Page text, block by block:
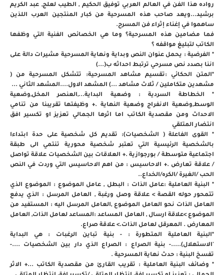
رواده هذا الفن في العالم العربي توفيق الحكيم , الطيب لعلج, عبد الكريم
برشيد...ويعد صاحب هذه المسرحية من كبار المنتجين العرب اللذين
ساهموا في إغناء إثراء فن المسرح.
فما مضامين هذه المسرحية؟ وما هي الخصائص الفنية التي وظفها
الكاتب لتبليغ مواقفه ؟
* الفرضية : يحمل عنوان النص وبداية ونهاية المسرحية مشيرات دالة على
اننا بصدد نص مسرحي ترتبط احداثه ب(...)
*المتن الحكائي :تقسيم مشاهد المسرحية: تتشكل المسرحية من (
مشهدين متكاملين / ثلاث مشاهد ...) المشهد الاول....المشهد الثاني ...
* الخطاطة السردية : وضعية البداية...,العنصر المخل,وضعية
الوسط,وضعية الانفراج وضعية النهاية .+ وظيفتها تقريبنا من تنامي
الاحداث ومن مقصدية الكاتب اما اثرها الجمالي تعزيز او تكسير افق
انتضار المتلقي
* القوى الفاعلة ( الشخصيات): تقديم كل شخصية على حدة ابتداءا
بالشخصية الرئيسية التي تعتبر شخصية محورية تنتمي الى طبقة
اجتماعية متوسطة / بورجوازية .+ العلاقات بين الشخصيات علاقة تواصل
/ علاقة تعارض .+ الاحاسيس : من اهم الاحاسيس التي وردت في النص
الحب /الغيرة /الكره/الخداع..
* البنية العاملية :عامل الذات : البطل , عامل الموضوع : الموضوع الذي
تتمحور حوله القصة > علاقة وصل ورغبة , العامل المرسل : الذي يدفع
العامل الذات نحو العامل الموضوع ,العامل المرسل اليه : المستفيد من
الموضوع >علاقة ارسال , العامل المساعد :المساعد لعامل الذات, العامل
المعارض . المعرقل لعامل الذات.> علاقة صراع.
*البنية العاملية المتطورة : - بنية تباين الرغبات : هي البداية
'الاستهلال).....- بنية الصراع : الصراع الذي دار بين الشخصيات ....-
تفسخ البنية : حدث نهاية المسرحية .
* وضائف البنية العاملية : تقريب القارئ من مقصدية الكاتب ...+ الاثر